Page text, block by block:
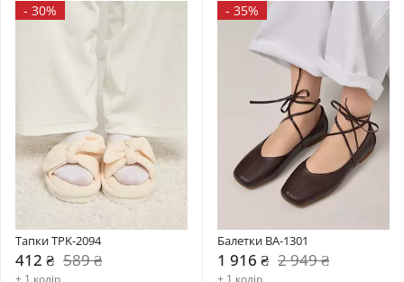
- 30%
Тапки TPK-2094
412 ₴ 589 ₴
+ 1 колір
- 35%
Балетки BA-1301
1 916 ₴ 2 949 ₴
+ 1 колір